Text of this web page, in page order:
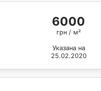
6000
грн / м²
Указана на
25.02.2020